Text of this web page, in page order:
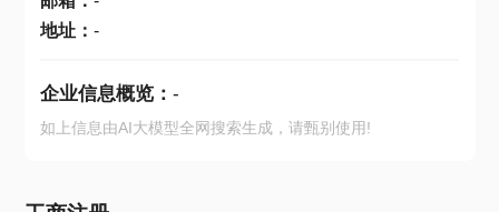
地址： -
企业信息概览： -
如上信息由AI大模型全网搜索生成，请甄别使用!